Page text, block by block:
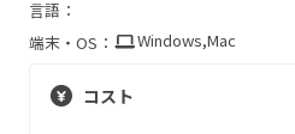
言語：
端末・OS：
Windows,Mac
コスト